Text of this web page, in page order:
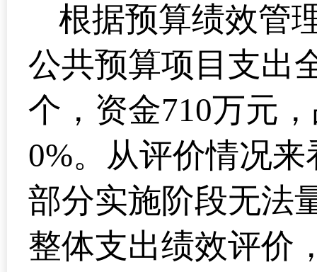
根据预算绩效管
公共预算项目支出
个，资金710万元
0%。从评价情况
部分实施阶段无法
整体支出绩效评价